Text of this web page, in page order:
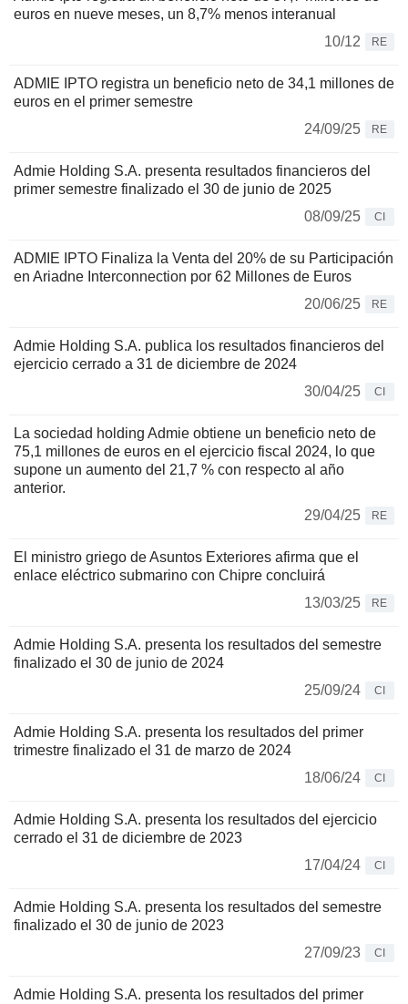
euros en nueve meses, un 8,7% menos interanual
10/12
RE
ADMIE IPTO registra un beneficio neto de 34,1 millones de
euros en el primer semestre
24/09/25
RE
Admie Holding S.A. presenta resultados financieros del
primer semestre finalizado el 30 de junio de 2025
08/09/25
CI
ADMIE IPTO Finaliza la Venta del 20% de su Participación
en Ariadne Interconnection por 62 Millones de Euros
20/06/25
RE
Admie Holding S.A. publica los resultados financieros del
ejercicio cerrado a 31 de diciembre de 2024
30/04/25
CI
La sociedad holding Admie obtiene un beneficio neto de
75,1 millones de euros en el ejercicio fiscal 2024, lo que
supone un aumento del 21,7 % con respecto al año
anterior.
29/04/25
RE
El ministro griego de Asuntos Exteriores afirma que el
enlace eléctrico submarino con Chipre concluirá
13/03/25
RE
Admie Holding S.A. presenta los resultados del semestre
finalizado el 30 de junio de 2024
25/09/24
CI
Admie Holding S.A. presenta los resultados del primer
trimestre finalizado el 31 de marzo de 2024
18/06/24
CI
Admie Holding S.A. presenta los resultados del ejercicio
cerrado el 31 de diciembre de 2023
17/04/24
CI
Admie Holding S.A. presenta los resultados del semestre
finalizado el 30 de junio de 2023
27/09/23
CI
Admie Holding S.A. presenta los resultados del primer